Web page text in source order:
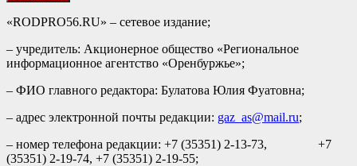
«RODPRO56.RU» – сетевое издание;
– учредитель: Акционерное общество «Региональное
информационное агентство «Оренбуржье»;
– ФИО главного редактора: Булатова Юлия Фуатовна;
– адрес электронной почты редакции: gaz_as@mail.ru;
– номер телефона редакции: +7 (35351) 2-13-73, +7
(35351) 2-19-74, +7 (35351) 2-19-55;